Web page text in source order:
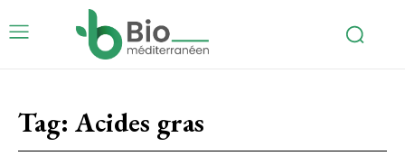
Tag: Acides gras